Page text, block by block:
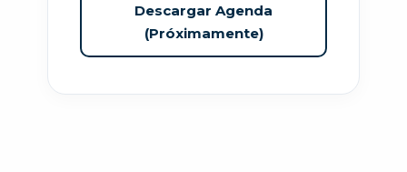
Descargar Agenda
(Próximamente)